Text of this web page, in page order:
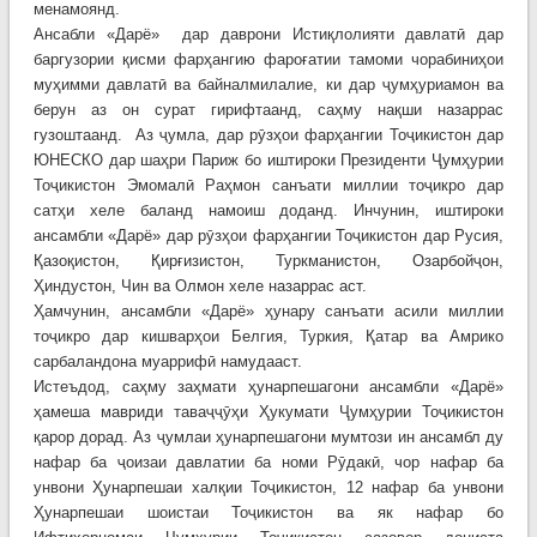
менамоянд.
Ансабли «Дарё» дар даврони Истиқлолияти давлатӣ дар
баргузории қисми фарҳангию фароғатии тамоми чорабиниҳои
муҳимми давлатӣ ва байналмилалие, ки дар ҷумҳуриамон ва
берун аз он сурат гирифтаанд, саҳму нақши назаррас
гузоштаанд. Аз ҷумла, дар рӯзҳои фарҳангии Тоҷикистон дар
ЮНЕСКО дар шаҳри Париж бо иштироки Президенти Ҷумҳурии
Тоҷикистон Эмомалӣ Раҳмон санъати миллии тоҷикро дар
сатҳи хеле баланд намоиш доданд. Инчунин, иштироки
ансамбли «Дарё» дар рӯзҳои фарҳангии Тоҷикистон дар Русия,
Қазоқистон, Қирғизистон, Туркманистон, Озарбойҷон,
Ҳиндустон, Чин ва Олмон хеле назаррас аст.
Ҳамчунин, ансамбли «Дарё» ҳунару санъати асили миллии
тоҷикро дар кишварҳои Белгия, Туркия, Қатар ва Амрико
сарбаландона муаррифӣ намудааст.
Истеъдод, саҳму заҳмати ҳунарпешагони ансамбли «Дарё»
ҳамеша мавриди таваҷҷӯҳи Ҳукумати Ҷумҳурии Тоҷикистон
қарор дорад. Аз ҷумлаи ҳунарпешагони мумтози ин ансамбл ду
нафар ба ҷоизаи давлатии ба номи Рӯдакӣ, чор нафар ба
унвони Ҳунарпешаи халқии Тоҷикистон, 12 нафар ба унвони
Ҳунарпешаи шоистаи Тоҷикистон ва як нафар бо